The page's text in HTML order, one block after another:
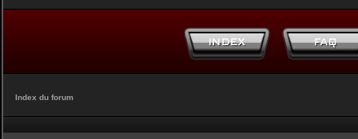
Index du forum